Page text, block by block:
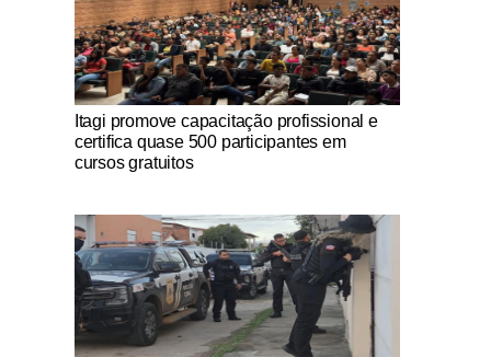
Notícias Católicas
Itagi promove capacitação profissional e
certifica quase 500 participantes em
cursos gratuitos